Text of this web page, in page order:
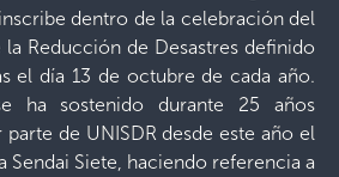
dentro de la celebración del
Reducción de Desastres definido
el día 13 de octubre de cada año.
ha sostenido durante 25 años
de UNISDR desde este año el
Sendai Siete, haciendo referencia a